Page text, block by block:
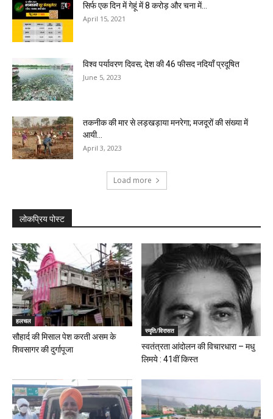
सिर्फ एक दिन में गेहूं में 8 करोड़ और चना में...
April 15, 2021
विश्व पर्यावरण दिवस; देश की 46 फीसद नदियाँ प्रदूषित
June 5, 2023
तकनीक की मार से लड़खड़ाया मनरेगा; मजदूरों की संख्या में
आयी...
April 3, 2023
Load more
लोकप्रिय पोस्ट
हलचल
सौहार्द की मिसाल पेश करती असम के
शिवसागर की दुर्गापूजा
स्मृति/विरासत
स्वतंत्रता आंदोलन की विचारधारा – मधु
लिमये : 41वीं किस्त